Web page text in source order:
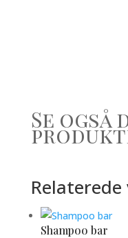
Se
Shampoo bar